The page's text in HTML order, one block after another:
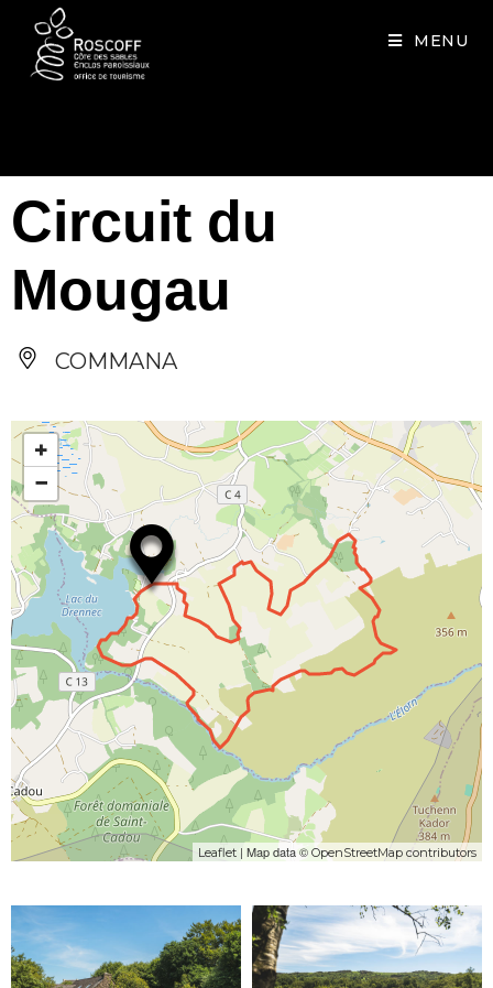
MENU
Circuit du
Mougau
COMMANA
+
−
Leaflet | Map data © OpenStreetMap contributors
Cookies management panel